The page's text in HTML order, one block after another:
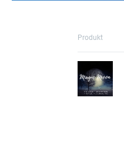
Produkt